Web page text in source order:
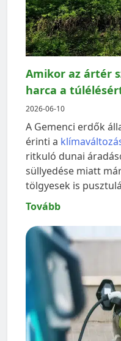
Amikor az ártér
harca a
2026-06-10
A Gemenci erdők
érinti a
ritkuló dunai
süllyedése miatt
tölgyesek is
Tovább